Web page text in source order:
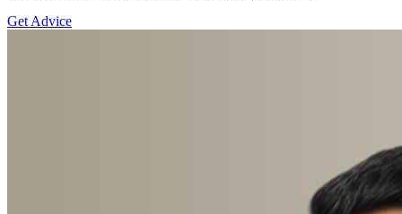
Get Advice